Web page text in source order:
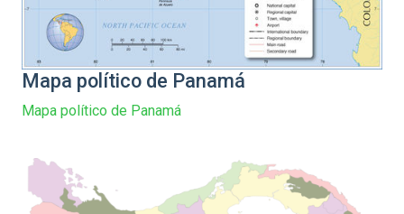
Mapa político de Panamá
Mapa político de Panamá